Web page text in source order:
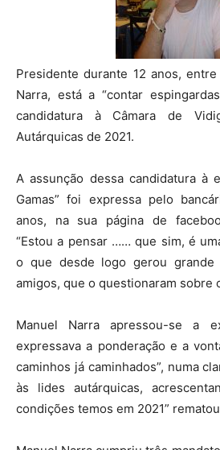
Presidente durante 12 anos,
Narra, está a “contar
candidatura à Câmara de
Autárquicas de 2021.
A assunção dessa candidatura à
Gamas” foi expressa pelo
anos, na sua página de
“Estou a pensar …… que sim, é
o que desde logo gerou grande
amigos, que o questionaram sobre
Manuel Narra apressou-se a
expressava a ponderação e a
caminhos já caminhados”, numa
às lides autárquicas,
condições temos em 2021”